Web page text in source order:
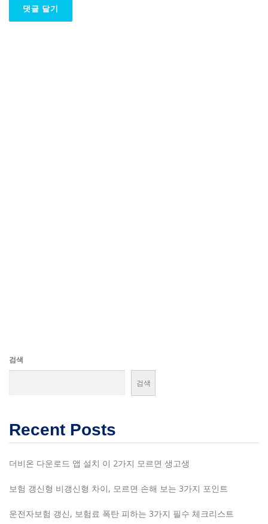
검색
검색
Recent Posts
더비온 다운로드 앱 설치 이 2가지 모르면 생고생
보험 갱신형 비갱신형 차이, 모르면 손해 보는 3가지 포인트
운전자보험 갱신, 보험료 폭탄 피하는 3가지 필수 체크리스트